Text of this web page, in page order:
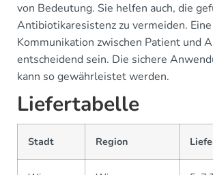
von Bedeutung. Sie helfen auch, die
Antibiotikaresistenz zu vermeiden.
Kommunikation zwischen Patient und
entscheidend sein. Die sichere
kann so gewährleistet werden.
Liefertabelle
Stadt Region